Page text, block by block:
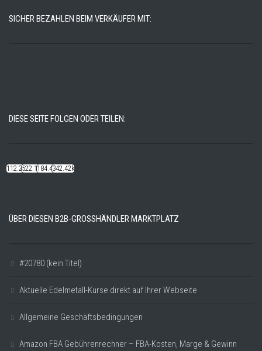
SICHER BEZAHLEN BEIM VERKÄUFER MIT:
DIESE SEITE FOLGEN ODER TEILEN:
112.22k522.14k184.48k342.42k
ÜBER DIESEN B2B-GROSSHÄNDLER MARKTPLATZ
#20780 (kein Titel)
Aktuelle Edelmetall-Kurse direkt auf Ihrer Webseite
Allgemeine Geschäftsbedingungen
Amazon FBA Gebührenrechner – FBA-Kosten, Marge & Gewinn